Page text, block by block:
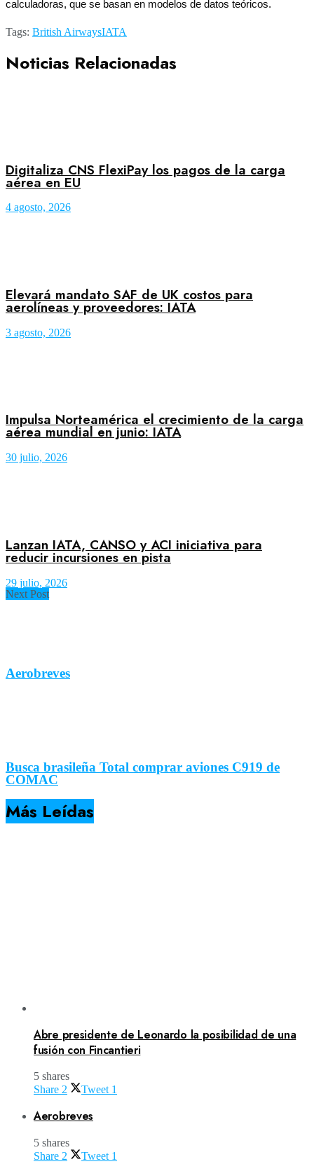
calculadoras, que se basan en modelos de datos teóricos.
Tags: British AirwaysIATA
Noticias Relacionadas
Digitaliza CNS FlexiPay los pagos de la carga
aérea en EU
4 agosto, 2026
Elevará mandato SAF de UK costos para
aerolíneas y proveedores: IATA
3 agosto, 2026
Impulsa Norteamérica el crecimiento de la carga
aérea mundial en junio: IATA
30 julio, 2026
Lanzan IATA, CANSO y ACI iniciativa para
reducir incursiones en pista
29 julio, 2026
Next Post
Aerobreves
Busca brasileña Total comprar aviones C919 de
COMAC
Más Leídas
Abre presidente de Leonardo la posibilidad de una
fusión con Fincantieri
5 shares
Share 2 Tweet 1
Aerobreves
5 shares
Share 2 Tweet 1